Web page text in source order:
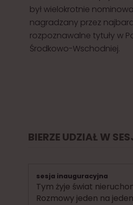
był wielokrotnie
nagradzany przez
rozpoznawalne tytuły w
Środkowo-Wschodniej.
BIERZE UDZIAŁ W
sesja inauguracyjna
Tym żyje świat
Rozmowy jeden na jeden